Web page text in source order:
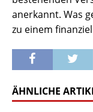
anerkannt. Was
zu einem
ÄHNLICHE